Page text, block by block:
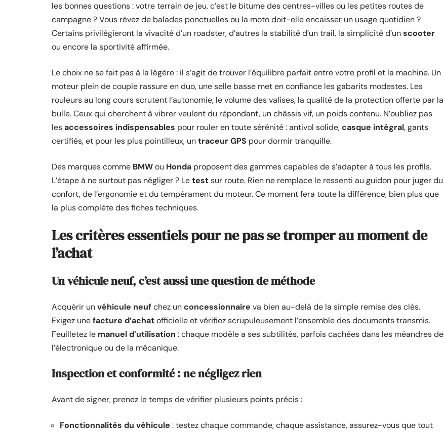
les bonnes questions : votre terrain de jeu, c’est le bitume des centres-villes ou les petites routes de
campagne ? Vous rêvez de balades ponctuelles ou la moto doit-elle encaisser un usage quotidien ?
Certains privilégieront la vivacité d’un roadster, d’autres la stabilité d’un trail, la simplicité d’unscooter
ou encore la sportivité affirmée.
Le choix ne se fait pas à la légère : il s’agit de trouver l’équilibre parfait entre votre profil et la machine. Un
moteur plein de couple rassure en duo, une selle basse met en confiance les gabarits modestes. Les
rouleurs au long cours scrutent l’autonomie, le volume des valises, la qualité de la protection offerte par la
bulle. Ceux qui cherchent à vibrer veulent du répondant, un châssis vif, un poids contenu. N’oubliez pas
lesaccessoires indispensables pour rouler en toute sérénité : antivol solide,casque intégral, gants
certifiés, et pour les plus pointilleux, untraceur GPS pour dormir tranquille.
Des marques comme BMWou Honda proposent des gammes capables de s’adapter à tous les profils.
L’étape à ne surtout pas négliger ? Letestsur route. Rien ne remplace le ressenti au guidon pour juger du
confort, de l’ergonomie et du tempérament du moteur. Ce moment fera toute la différence, bien plus que
la plus complète des fiches techniques.
Les critères essentiels pour ne pas se tromper au moment de
l’achat
Un véhicule neuf, c’est aussi une question de méthode
Acquérir unvéhicule neufchez unconcessionnaire va bien au-delà de la simple remise des clés.
Exigez unefacture d’achatofficielle et vérifiez scrupuleusement l’ensemble des documents transmis.
Feuilletez le manuel d’utilisation : chaque modèle a ses subtilités, parfois cachées dans les méandres de
l’électronique ou de la mécanique.
Inspection et conformité : ne négligez rien
Avant de signer, prenez le temps de vérifier plusieurs points précis :
Fonctionnalités du véhicule : testez chaque commande, chaque assistance, assurez-vous que tout